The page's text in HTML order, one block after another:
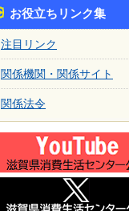
お役立ちリンク集
注目リンク
関係機関・関係サイト
関係法令